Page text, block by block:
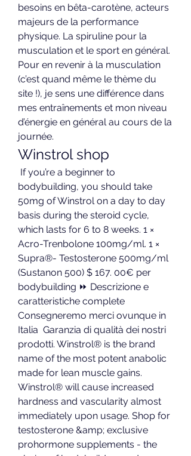
besoins en bêta-carotène, acteurs
majeurs de la performance
physique. La spiruline pour la
musculation et le sport en général.
Pour en revenir à la musculation
(c’est quand même le thème du
site !), je sens une différence dans
mes entraînements et mon niveau
d’énergie en général au cours de la
journée.
Winstrol shop
bodybuilding, you should take
50mg of Winstrol on a day to day
basis during the steroid cycle,
which lasts for 6 to 8 weeks. 1 ×
Acro-Trenbolone 100mg/ml. 1 ×
Supra®- Testosterone 500mg/ml
(Sustanon 500) $ 167. 00€ per
bodybuilding ⏩ Descrizione e
caratteristiche complete ️
Consegneremo merci ovunque in
Italia  Garanzia di qualità dei nostri
prodotti. Winstrol® is the brand
name of the most potent anabolic
made for lean muscle gains.
Winstrol® will cause increased
hardness and vascularity almost
immediately upon usage. Shop for
testosterone &amp; exclusive
prohormone supplements - the